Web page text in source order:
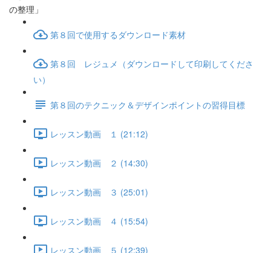
の整理」
第８回で使用するダウンロード素材
第８回 レジュメ（ダウンロードして印刷してくださ
い）
第８回のテクニック＆デザインポイントの習得目標
レッスン動画 １ (21:12)
レッスン動画 ２ (14:30)
レッスン動画 ３ (25:01)
レッスン動画 ４ (15:54)
レッスン動画 ５ (12:39)